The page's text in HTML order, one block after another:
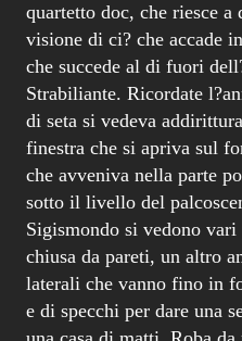
quartetto doc, che riesce
visione di ci? che accade
che succede al di fuori
Strabiliante. Ricordate
di seta si vedeva
finestra che si apriva sul
che avveniva nella parte
sotto il livello del
Sigismondo si vedono
chiusa da pareti, un altro
laterali che vanno fino in
e di specchi per dare una